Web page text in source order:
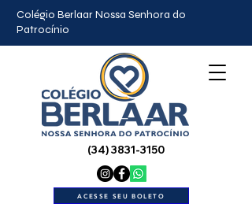
Colégio Berlaar Nossa Senhora do
Patrocínio
(34) 3831-3150
ACESSE SEU BOLETO